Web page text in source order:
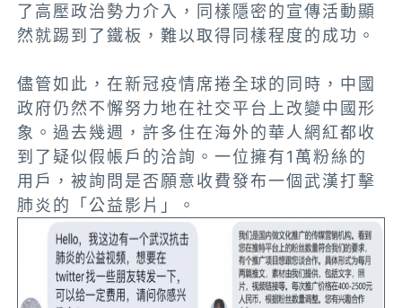
了高壓政治勢力介入，同樣隱密的宣傳活動顯
然就踢到了鐵板，難以取得同樣程度的成功。
儘管如此，在新冠疫情席捲全球的同時，中國
政府仍然不懈努力地在社交平台上改變中國形
象。過去幾週，許多住在海外的華人網紅都收
到了疑似假帳戶的洽詢。一位擁有1萬粉絲的
用戶，被詢問是否願意收費發布一個武漢打擊
肺炎的「公益影片」。